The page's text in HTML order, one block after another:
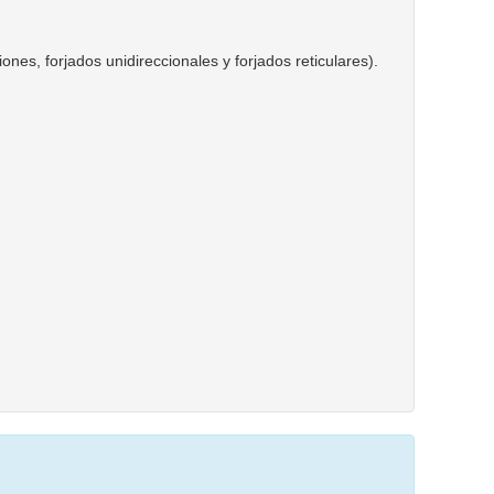
forjados unidireccionales y forjados reticulares).